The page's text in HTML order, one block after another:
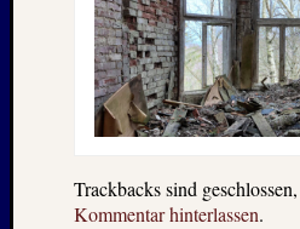
Trackbacks sind
Kommentar hinterlassen.